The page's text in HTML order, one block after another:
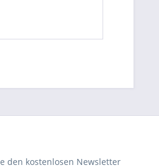
den kostenlosen Newsletter